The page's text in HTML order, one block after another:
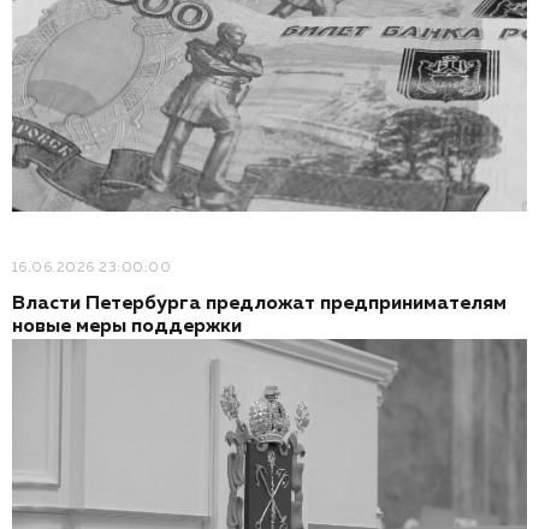
16.06.2026 23:00:00
Власти Петербурга предложат предпринимателям
новые меры поддержки